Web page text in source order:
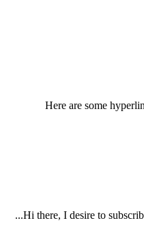
Here are some
Hi there, I desire to